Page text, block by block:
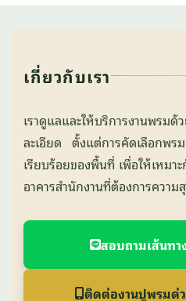
เกี่ยวกับเรา
เราดูแลและให้บริการงานพรมด้
ละเอียด ตั้งแต่การคัดเลือกพ
เรียบร้อยของพื้นที่ เพื่อให้เหมาะ
อาคารสำนักงานที่ต้องการความ
สอบถามเส้นท
ติดต่องานปูพรมด่